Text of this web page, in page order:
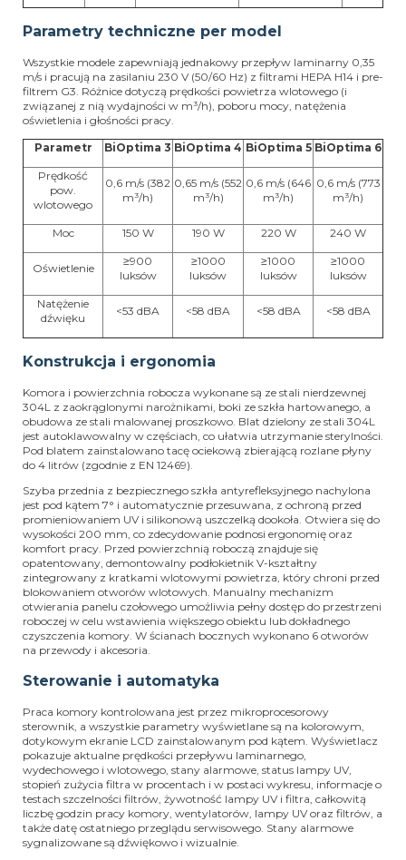
Parametry techniczne per model
Wszystkie modele zapewniają jednakowy przepływ laminarny 0,35
m/s i pracują na zasilaniu 230 V (50/60 Hz) z filtrami HEPA H14 i pre-
filtrem G3. Różnice dotyczą prędkości powietrza wlotowego (i
związanej z nią wydajności w m³/h), poboru mocy, natężenia
oświetlenia i głośności pracy.
Parametr
BiOptima 3 BiOptima 4 BiOptima 5 BiOptima 6
Prędkość
pow.
wlotowego
0,6 m/s (382
m³/h)
0,65 m/s (552
m³/h)
0,6 m/s (646
m³/h)
0,6 m/s (773
m³/h)
Moc 150 W 190 W 220 W 240 W
Oświetlenie
≥900
luksów
≥1000
luksów
≥1000
luksów
≥1000
luksów
Natężenie
dźwięku
<53 dBA <58 dBA <58 dBA <58 dBA
Konstrukcja i ergonomia
Komora i powierzchnia robocza wykonane są ze stali nierdzewnej
304L z zaokrąglonymi narożnikami, boki ze szkła hartowanego, a
obudowa ze stali malowanej proszkowo. Blat dzielony ze stali 304L
jest autoklawowalny w częściach, co ułatwia utrzymanie sterylności.
Pod blatem zainstalowano tacę ociekową zbierającą rozlane płyny
do 4 litrów (zgodnie z EN 12469).
Szyba przednia z bezpiecznego szkła antyrefleksyjnego nachylona
jest pod kątem 7° i automatycznie przesuwana, z ochroną przed
promieniowaniem UV i silikonową uszczelką dookoła. Otwiera się do
wysokości 200 mm, co zdecydowanie podnosi ergonomię oraz
komfort pracy. Przed powierzchnią roboczą znajduje się
opatentowany, demontowalny podłokietnik V-kształtny
zintegrowany z kratkami wlotowymi powietrza, który chroni przed
blokowaniem otworów wlotowych. Manualny mechanizm
otwierania panelu czołowego umożliwia pełny dostęp do przestrzeni
roboczej w celu wstawienia większego obiektu lub dokładnego
czyszczenia komory. W ścianach bocznych wykonano 6 otworów
na przewody i akcesoria.
Sterowanie i automatyka
Praca komory kontrolowana jest przez mikroprocesorowy
sterownik, a wszystkie parametry wyświetlane są na kolorowym,
dotykowym ekranie LCD zainstalowanym pod kątem. Wyświetlacz
pokazuje aktualne prędkości przepływu laminarnego,
wydechowego i wlotowego, stany alarmowe, status lampy UV,
stopień zużycia filtra w procentach i w postaci wykresu, informacje o
testach szczelności filtrów, żywotność lampy UV i filtra, całkowitą
liczbę godzin pracy komory, wentylatorów, lampy UV oraz filtrów, a
także datę ostatniego przeglądu serwisowego. Stany alarmowe
sygnalizowane są dźwiękowo i wizualnie.